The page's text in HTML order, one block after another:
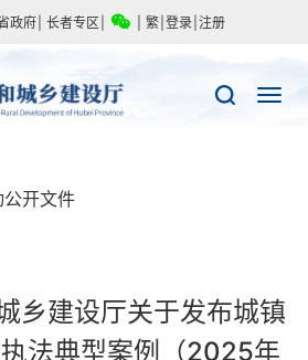
政府 长者专区 繁 登录 注册
开文件
乡建设厅关于发布城镇
法典型案例（2025年